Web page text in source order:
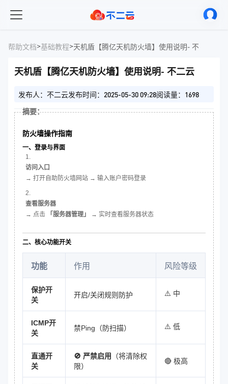
帮助文档>基础教程>天机盾【腾亿天机防火墙】使用说明- 不二云
天机盾【腾亿天机防火墙】使用说明- 不二云
发布人：不二云发布时间：2025-05-30 09:28阅读量：1698
摘要：
防火墙操作指南
一、登录与界面
访问入口
→ 打开自助防火墙网站 → 输入账户密码登录
查看服务器
→ 点击
「服务器管理」 → 实时查看服务器状态
二、核心功能开关
功能 作用 风险等级
保护开
关
开启/关闭规则防护 ⚠️ 中
ICMP开
关
禁Ping（防扫描） ⚠️ 低
直通开
关
🚫 严禁启用 （将清除权
限）
🔴 极高